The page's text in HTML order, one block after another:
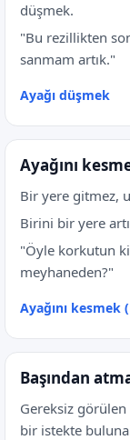
düşmek.
"Bu rezillikten
sanmam artık."
Ayağı düşmek
Ayağını
Bir yere gitmez,
Birini bir yere
"Öyle korkutun ki
meyhaneden?"
Ayağını kesmek
Başından
Gereksiz
bir istekte